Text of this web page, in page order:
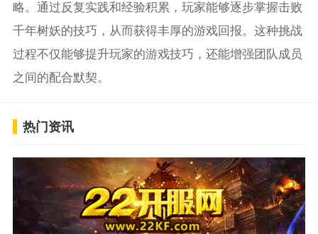
略。通过反复实践和经验积累，玩家能够逐步掌握击败
千年树妖的技巧，从而获得丰厚的游戏回报。这种挑战
过程不仅能够提升玩家的游戏技巧，还能增强团队成员
之间的配合默契。
热门资讯